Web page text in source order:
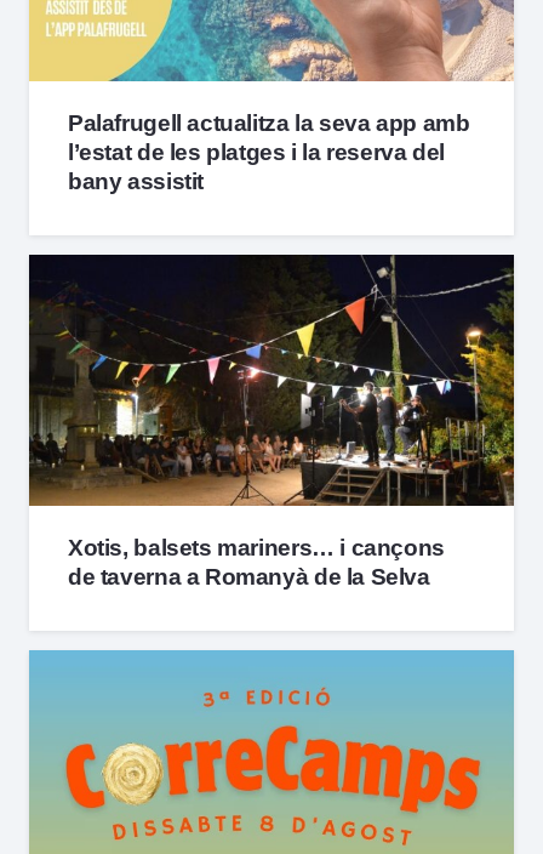
Palafrugell actualitza la seva app amb
l’estat de les platges i la reserva del
bany assistit
Xotis, balsets mariners… i cançons
de taverna a Romanyà de la Selva